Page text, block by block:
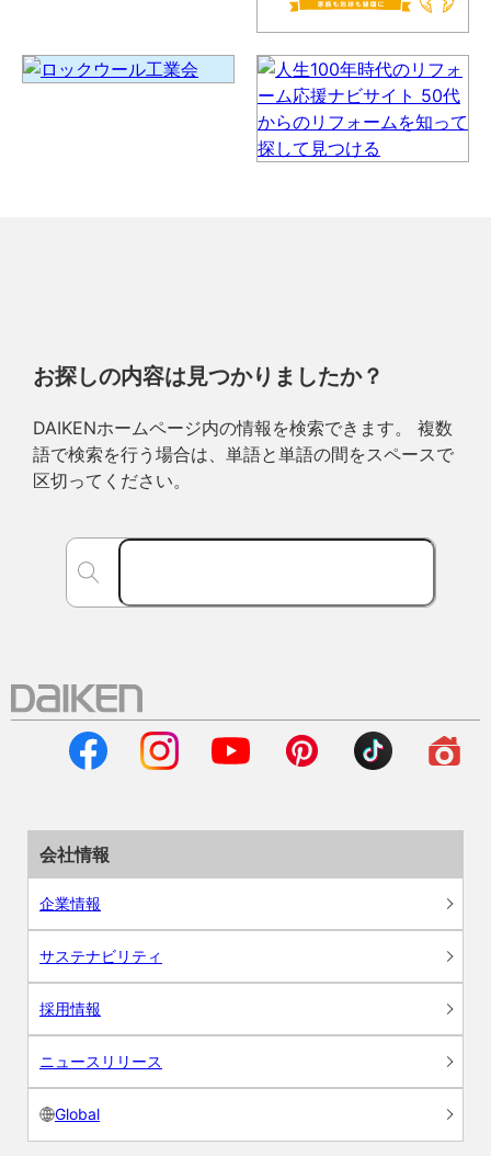
お探しの内容は見つかりましたか？
DAIKENホームページ内の情報を検索できます。 複数
語で検索を行う場合は、単語と単語の間をスペースで
区切ってください。
会社情報
企業情報
サステナビリティ
採用情報
ニュースリリース
Global